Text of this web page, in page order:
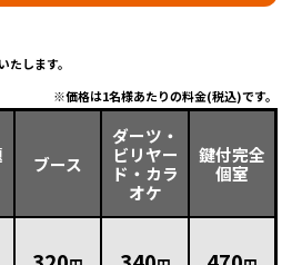
します。
価格は1名様あたりの料金(税込)です。
ブース
ダーツ・
ビリヤー
ド・カラ
オケ
鍵付完全
個室